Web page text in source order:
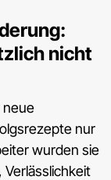
nicht
neue
nur
wurden sie
, Verlässlichkeit